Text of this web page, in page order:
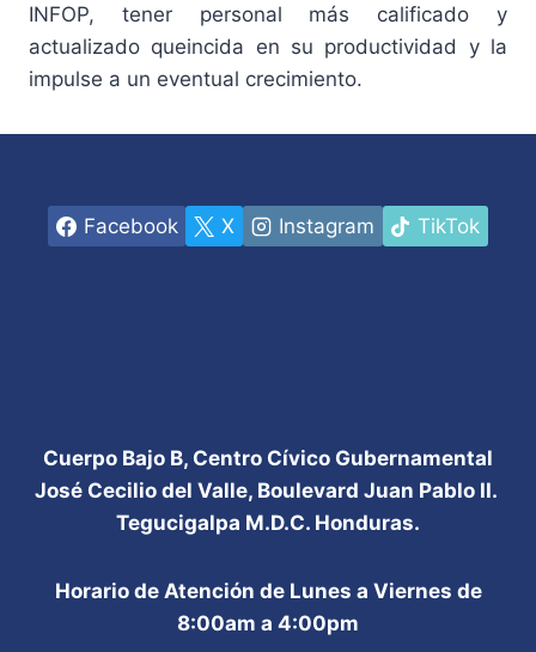
INFOP, tener personal más calificado y
actualizado queincida en su productividad y la
impulse a un eventual crecimiento.
Facebook X Instagram TikTok
Cuerpo Bajo B, Centro Cívico Gubernamental
José Cecilio del Valle, Boulevard Juan Pablo II.
Tegucigalpa M.D.C. Honduras.
Horario de Atención de Lunes a Viernes de
8:00am a 4:00pm